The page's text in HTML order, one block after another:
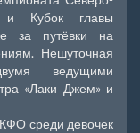
и Кубок главы
за путёвки на
Нешуточная
ведущими
«Лаки Джем» и
среди девочек